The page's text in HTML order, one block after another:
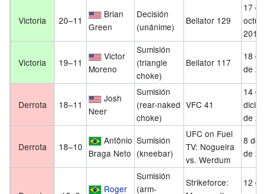
Victoria 20–11
Brian
Green
Decisión
(unánime)
Bellator 129
17 de
2014
Victoria 19–11
Victor
Moreno
Sumisión
(triangle
choke)
Bellator 117
18
de
Derrota 18–11
Josh
Neer
Sumisión
(rear-naked
choke)
VFC 41
14 de
de
Derrota 18–10
Antônio
Braga Neto
Sumisión
(kneebar)
UFC on Fuel
TV: Nogueira
vs. Werdum
8 de
de
Roger
Sumisión
(arm-
Strikeforce:
12 de